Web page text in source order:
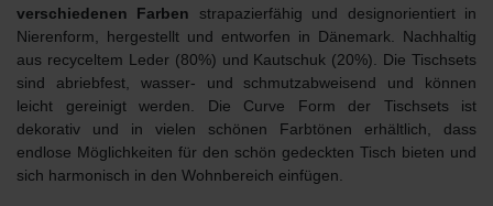
verschiedenen Farben strapazierfähig und designorientiert in
Nierenform, hergestellt und entworfen in Dänemark. Nachhaltig
aus recyceltem Leder (80%) und Kautschuk (20%). Die Tischsets
sind abriebfest, wasser- und schmutzabweisend und können
leicht gereinigt werden. Die Curve Form der Tischsets ist
dekorativ und in vielen schönen Farbtönen erhältlich, dass
endlose Möglichkeiten für den schön gedeckten Tisch bieten und
sich harmonisch in den Wohnbereich einfügen.